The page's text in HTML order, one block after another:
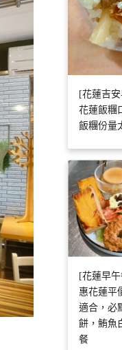
[花蓮吉
花蓮飯糰
飯糰份量
[花蓮早
惠花蓮平
適合，必
餅，鮪魚
餐